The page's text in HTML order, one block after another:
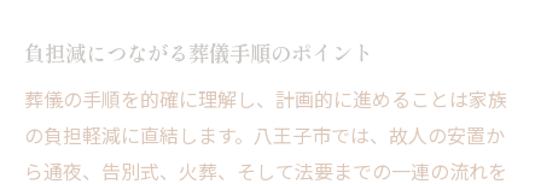
負担減につながる葬儀手順のポイント
葬儀の手順を的確に理解し、計画的に進めることは家族
の負担軽減に直結します。八王子市では、故人の安置か
ら通夜、告別式、火葬、そして法要までの一連の流れを